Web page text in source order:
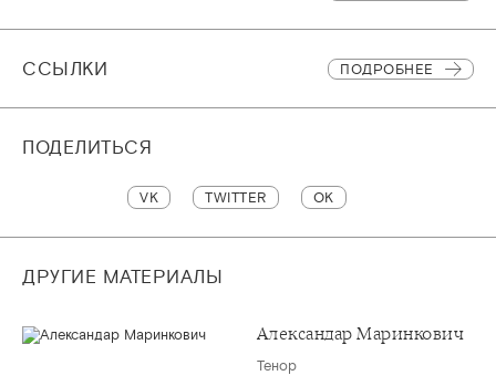
CСЫЛКИ ПОДРОБНЕЕ
ПОДЕЛИТЬСЯ
VK TWITTER OK
ДРУГИЕ МАТЕРИАЛЫ
Александар Маринкович
Тенор